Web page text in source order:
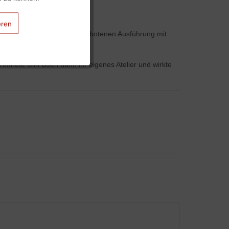
Neben der hier angebotenen Ausführung mit
Cini Boeri dann ihr eigenes Atelier und wirkte